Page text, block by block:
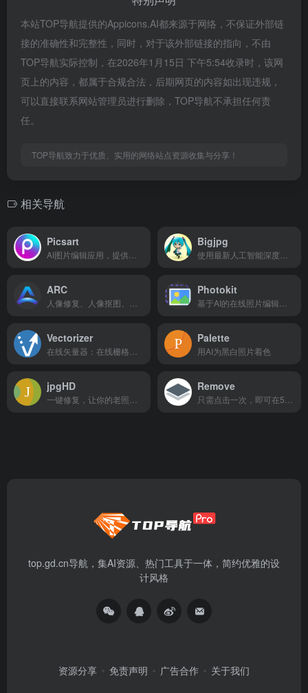
本站TOP导航提供的Appicons.AI都来源于网络，不保证外部链
接的准确性和完整性，同时，对于该外部链接的指向，不由
TOP导航实际控制，在2026年1月15日 下午5:54收录时，该网
页上的内容，都属于合规合法，后期网页的内容如出现违规，
可以直接联系网站管理员进行删除，TOP导航不承担任何责
任。
TOP导航致力于优质、实用的网络站点资源收集与分享！
相关导航
Picsart Bigjpg
ARC Photokit
Vectorizer Palette
用AI为黑白照片着色
jpgHD Remove
top.gd.cn导航，集AI资源、热门工具于一体，简约优雅的设
计风格
资源分享 免责声明 广告合作 关于我们